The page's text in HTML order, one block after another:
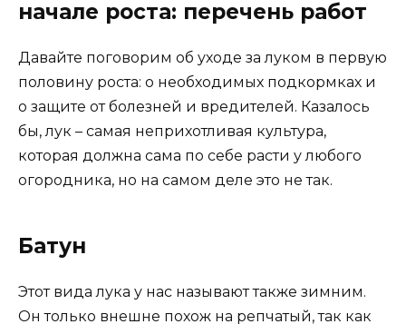
начале роста: перечень работ
Давайте поговорим об уходе за луком в первую
половину роста: о необходимых подкормках и
о защите от болезней и вредителей. Казалось
бы, лук – самая неприхотливая культура,
которая должна сама по себе расти у любого
огородника, но на самом деле это не так.
Батун
Этот вида лука у нас называют также зимним.
Он только внешне похож на репчатый, так как